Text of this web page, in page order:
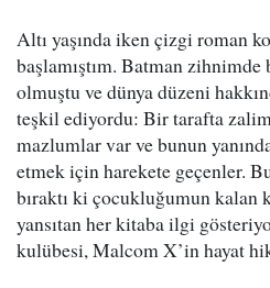
Altı yaşında iken çizgi roman
başlamıştım. Batman
olmuştu ve dünya düzeni
teşkil ediyordu: Bir tarafta
mazlumlar var ve bunun
etmek için harekete geçenler.
bıraktı ki çocukluğumun kalan
yansıtan her kitaba ilgi
kulübesi, Malcom X’in hayat